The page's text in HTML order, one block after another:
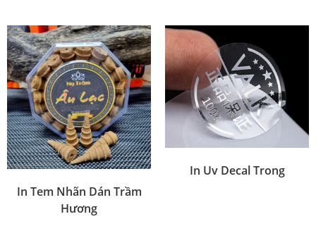
In Tem Nhãn Dán Trầm
Hương
In Uv Decal Trong